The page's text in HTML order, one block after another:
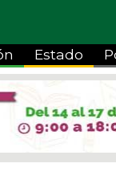
Estado